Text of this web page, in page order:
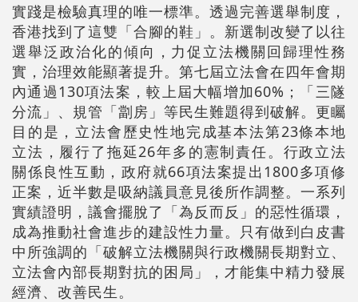
實踐是檢驗真理的唯一標準。透過完善選舉制度，
香港找到了這雙「合腳的鞋」。新選制改變了以往
選舉泛政治化的傾向，力促立法機關回歸理性務
實，治理效能顯著提升。第七屆立法會在四年會期
內通過130項法案，較上屆大幅增加60%；「三隧
分流」、規管「劏房」等民生難題得到破解。更矚
目的是，立法會歷史性地完成基本法第23條本地
立法，履行了拖延26年多的憲制責任。行政立法
關係良性互動，政府就66項法案提出1800多項修
正案，近半數是吸納議員意見後所作調整。一系列
實績證明，議會擺脫了「為反而反」的惡性循環，
成為推動社會進步的建設性力量。只有做到白皮書
中所強調的「破解立法機關與行政機關長期對立、
立法會內部長期對抗的困局」，才能集中精力發展
經濟、改善民生。